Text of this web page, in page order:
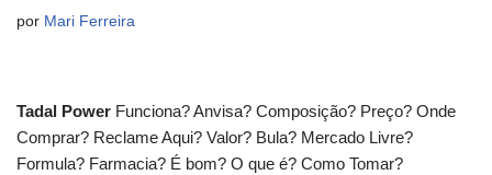
por Mari Ferreira
Tadal Power Funciona? Anvisa? Composição? Preço? Onde
Comprar? Reclame Aqui? Valor? Bula? Mercado Livre?
Formula? Farmacia? É bom? O que é? Como Tomar?